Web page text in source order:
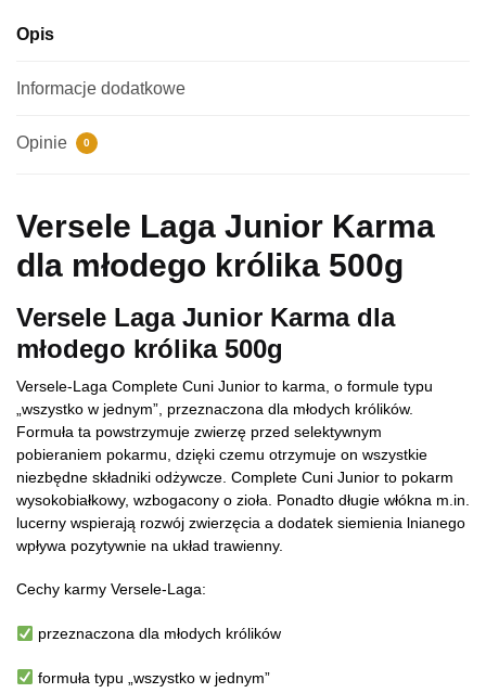
0,5
królik
complete
Opis
Informacje dodatkowe
Opinie 0
Versele Laga Junior Karma
dla młodego królika 500g
Versele Laga Junior Karma dla
młodego królika 500g
Versele-Laga Complete Cuni Junior to karma, o formule typu
„wszystko w jednym”, przeznaczona dla młodych królików.
Formuła ta powstrzymuje zwierzę przed selektywnym
pobieraniem pokarmu, dzięki czemu otrzymuje on wszystkie
niezbędne składniki odżywcze. Complete Cuni Junior to pokarm
wysokobiałkowy, wzbogacony o zioła. Ponadto długie włókna m.in.
lucerny wspierają rozwój zwierzęcia a dodatek siemienia lnianego
wpływa pozytywnie na układ trawienny.
Cechy karmy Versele-Laga:
przeznaczona dla młodych królików
formuła typu „wszystko w jednym”